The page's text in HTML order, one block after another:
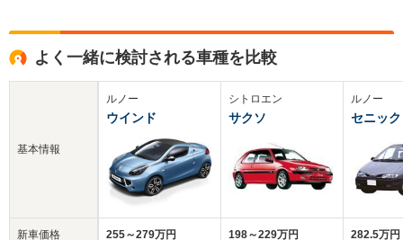
よく一緒に検討される車種を比較
基本情報
新車価格
ルノー
ウインド
255～279万円
シトロエン
サクソ
198～229万円
ルノー
セニック
282.5万円